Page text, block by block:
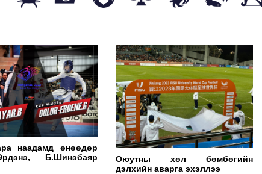
боллоо
наадамд өнөөдөр
Б.Шинэбаяр
Оюутны хөл бөмбөгийн
дэлхийн аварга эхэллээ